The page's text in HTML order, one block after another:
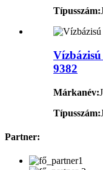
Típusszám:
9382
Márkanév:
Típusszám:
Partner: